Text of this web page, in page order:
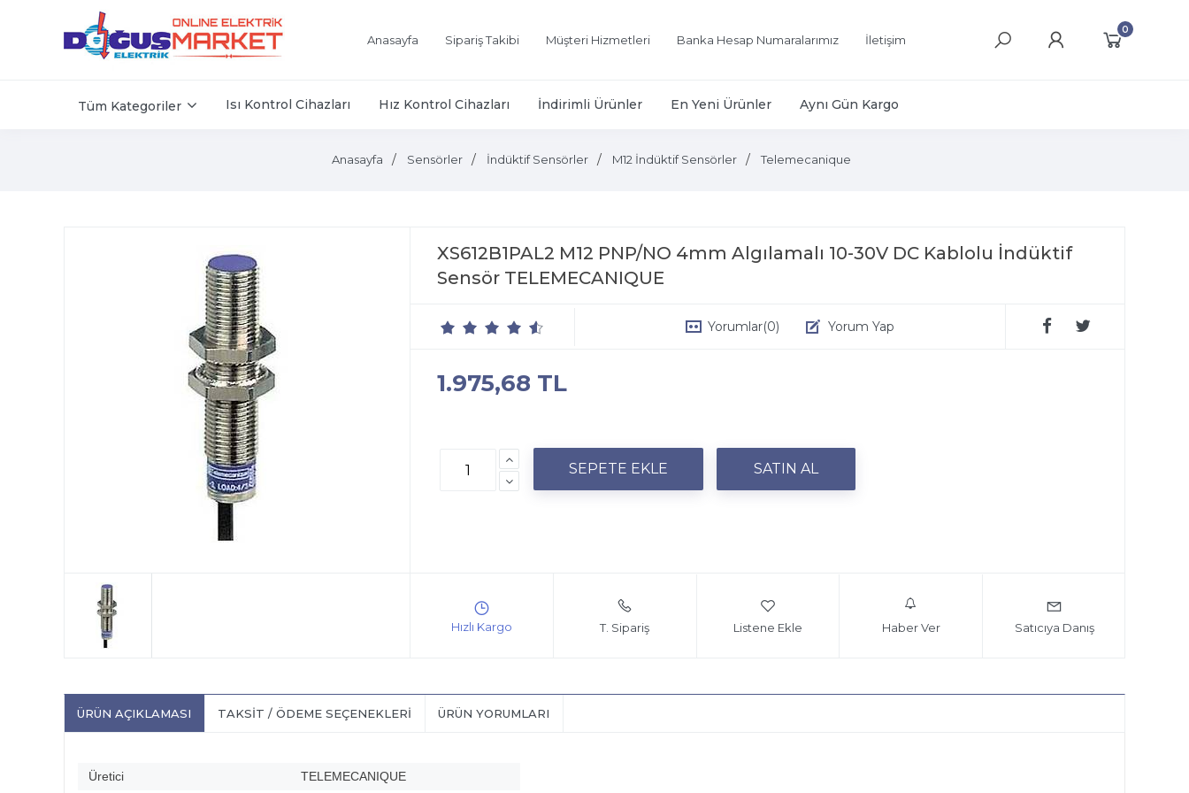
Anasayfa Sipariş Takibi Müşteri Hizmetleri Banka Hesap Numaralarımız İletişim
0
Tüm Kategoriler Isı Kontrol Cihazları Hız Kontrol Cihazları İndirimli Ürünler En Yeni Ürünler Aynı Gün Kargo
Anasayfa Sensörler İndüktif Sensörler M12 İndüktif Sensörler Telemecanique
XS612B1PAL2 M12 PNP/NO 4mm Algılamalı 10-30V DC Kablolu İndüktif
Sensör TELEMECANIQUE
Yorumlar(0) Yorum Yap
1.975,68 TL
T. Sipariş Listene Ekle Haber Ver Satıcıya Danış
ÜRÜN AÇIKLAMASI TAKSIT / ÖDEME SEÇENEKLERI ÜRÜN YORUMLARI
Üretici TELEMECANIQUE